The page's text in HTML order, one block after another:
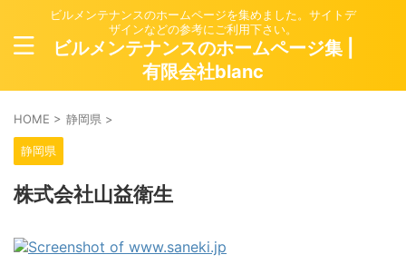
ビルメンテナンスのホームページを集めました。サイトデ
ザインなどの参考にご利用下さい。
ビルメンテナンスのホームページ集 |
有限会社blanc
HOME > 静岡県 >
静岡県
株式会社山益衛生